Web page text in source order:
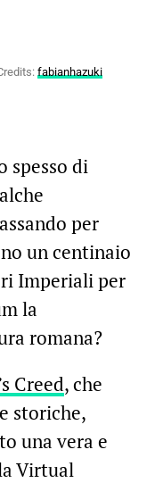
fabianhazuki
spesso di
per
un centinaio
Imperiali per
la
romana?
Creed, che
storiche,
una vera e
Virtual